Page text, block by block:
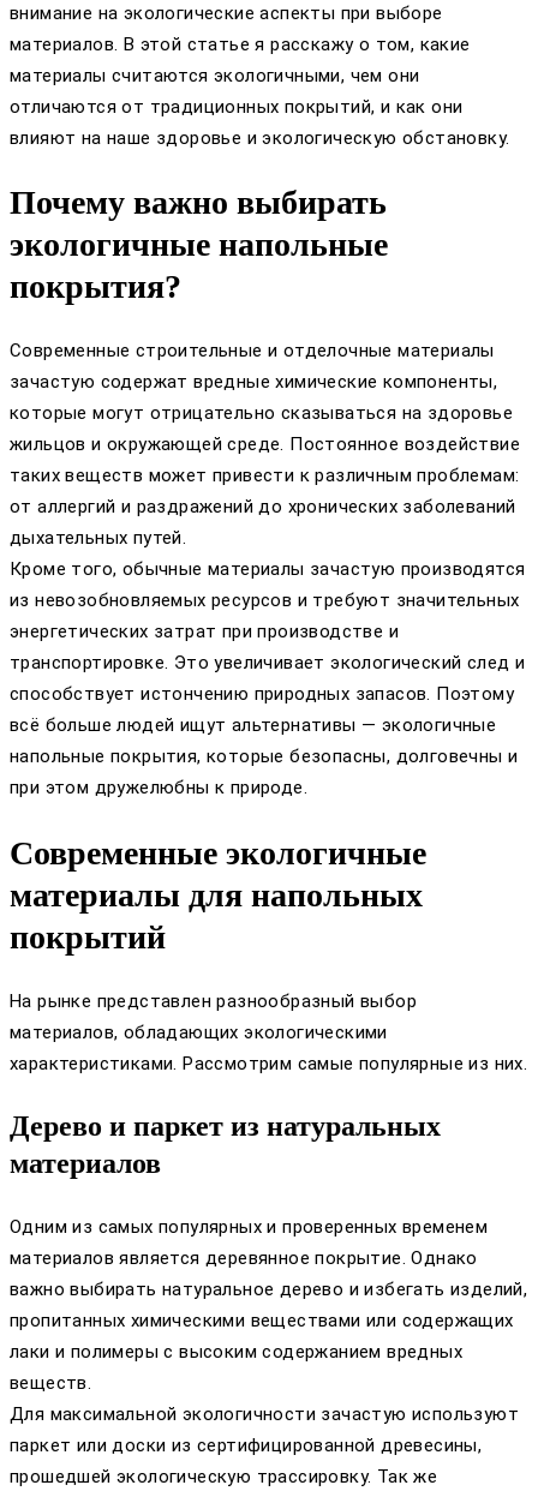
внимание на экологические аспекты при выборе
материалов. В этой статье я расскажу о том, какие
материалы считаются экологичными, чем они
отличаются от традиционных покрытий, и как они
влияют на наше здоровье и экологическую обстановку.
Почему важно выбирать
экологичные напольные
покрытия?
Современные строительные и отделочные материалы
зачастую содержат вредные химические компоненты,
которые могут отрицательно сказываться на здоровье
жильцов и окружающей среде. Постоянное воздействие
таких веществ может привести к различным проблемам:
от аллергий и раздражений до хронических заболеваний
дыхательных путей.
Кроме того, обычные материалы зачастую производятся
из невозобновляемых ресурсов и требуют значительных
энергетических затрат при производстве и
транспортировке. Это увеличивает экологический след и
способствует истончению природных запасов. Поэтому
всё больше людей ищут альтернативы — экологичные
напольные покрытия, которые безопасны, долговечны и
при этом дружелюбны к природе.
Современные экологичные
материалы для напольных
покрытий
На рынке представлен разнообразный выбор
материалов, обладающих экологическими
характеристиками. Рассмотрим самые популярные из них.
Дерево и паркет из натуральных
материалов
Одним из самых популярных и проверенных временем
материалов является деревянное покрытие. Однако
важно выбирать натуральное дерево и избегать изделий,
пропитанных химическими веществами или содержащих
лаки и полимеры с высоким содержанием вредных
веществ.
Для максимальной экологичности зачастую используют
паркет или доски из сертифицированной древесины,
прошедшей экологическую трассировку. Так же